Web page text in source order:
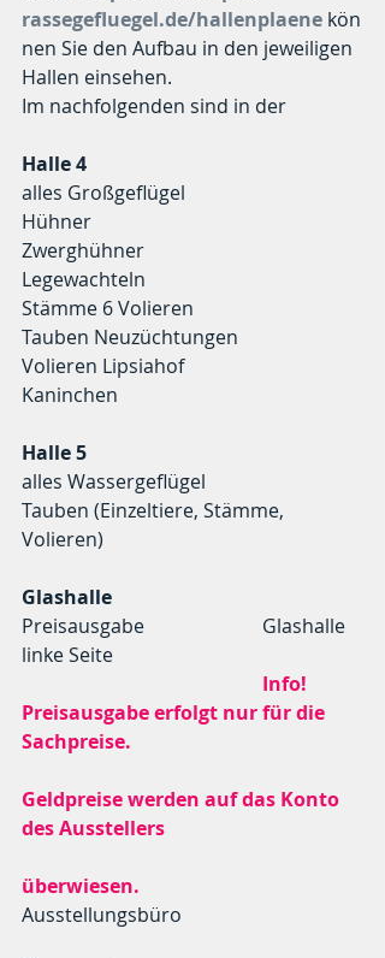
rassegefluegel.de/hallenplaene kön
nen Sie den Aufbau in den jeweiligen
Hallen einsehen.
Im nachfolgenden sind in der
Halle 4
Zwerghühner
Legewachteln
Stämme 6 Volieren
Tauben Neuzüchtungen
Volieren Lipsiahof
Kaninchen
Halle 5
alles Wassergeflügel
Tauben (Einzeltiere, Stämme,
Volieren)
Glashalle
Preisausgabe			Glashalle
linke Seite
Info!
Preisausgabe erfolgt nur für die
Sachpreise.
Geldpreise werden auf das Konto
des Ausstellers
überwiesen.
Ausstellungsbüro